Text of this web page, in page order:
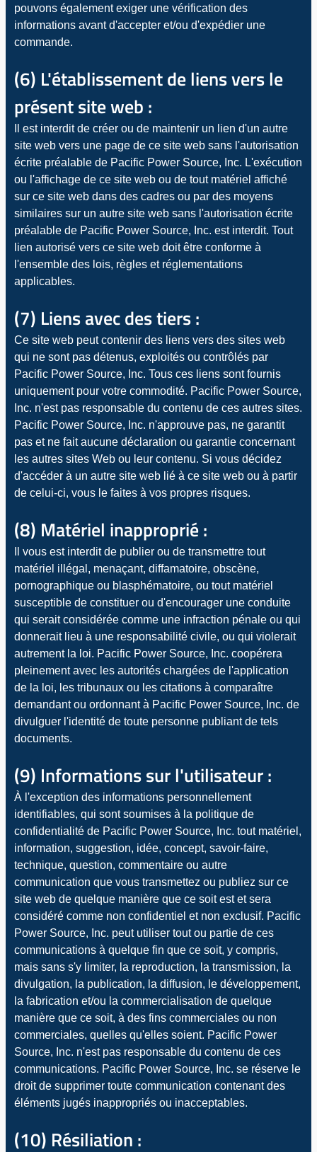
pouvons également exiger une vérification des
informations avant d'accepter et/ou d'expédier une
commande.
(6) L'établissement de liens vers le
présent site web :
Il est interdit de créer ou de maintenir un lien d'un autre
site web vers une page de ce site web sans l'autorisation
écrite préalable de Pacific Power Source, Inc. L'exécution
ou l'affichage de ce site web ou de tout matériel affiché
sur ce site web dans des cadres ou par des moyens
similaires sur un autre site web sans l'autorisation écrite
préalable de Pacific Power Source, Inc. est interdit. Tout
lien autorisé vers ce site web doit être conforme à
l'ensemble des lois, règles et réglementations
applicables.
(7) Liens avec des tiers :
Ce site web peut contenir des liens vers des sites web
qui ne sont pas détenus, exploités ou contrôlés par
Pacific Power Source, Inc. Tous ces liens sont fournis
uniquement pour votre commodité. Pacific Power Source,
Inc. n'est pas responsable du contenu de ces autres sites.
Pacific Power Source, Inc. n'approuve pas, ne garantit
pas et ne fait aucune déclaration ou garantie concernant
les autres sites Web ou leur contenu. Si vous décidez
d'accéder à un autre site web lié à ce site web ou à partir
de celui-ci, vous le faites à vos propres risques.
(8) Matériel inapproprié :
Il vous est interdit de publier ou de transmettre tout
matériel illégal, menaçant, diffamatoire, obscène,
pornographique ou blasphématoire, ou tout matériel
susceptible de constituer ou d'encourager une conduite
qui serait considérée comme une infraction pénale ou qui
donnerait lieu à une responsabilité civile, ou qui violerait
autrement la loi. Pacific Power Source, Inc. coopérera
pleinement avec les autorités chargées de l'application
de la loi, les tribunaux ou les citations à comparaître
demandant ou ordonnant à Pacific Power Source, Inc. de
divulguer l'identité de toute personne publiant de tels
documents.
(9) Informations sur l'utilisateur :
À l'exception des informations personnellement
identifiables, qui sont soumises à la politique de
confidentialité de Pacific Power Source, Inc. tout matériel,
information, suggestion, idée, concept, savoir-faire,
technique, question, commentaire ou autre
communication que vous transmettez ou publiez sur ce
site web de quelque manière que ce soit est et sera
considéré comme non confidentiel et non exclusif. Pacific
Power Source, Inc. peut utiliser tout ou partie de ces
communications à quelque fin que ce soit, y compris,
mais sans s'y limiter, la reproduction, la transmission, la
divulgation, la publication, la diffusion, le développement,
la fabrication et/ou la commercialisation de quelque
manière que ce soit, à des fins commerciales ou non
commerciales, quelles qu'elles soient. Pacific Power
Source, Inc. n'est pas responsable du contenu de ces
communications. Pacific Power Source, Inc. se réserve le
droit de supprimer toute communication contenant des
éléments jugés inappropriés ou inacceptables.
(10) Résiliation :